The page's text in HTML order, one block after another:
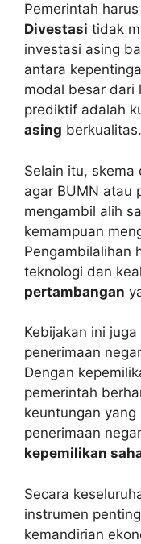
Pemerintah
Divestasi tidak
investasi asing
antara
modal besar dari
prediktif adalah
asing berkualitas.
Selain itu, skema
agar BUMN atau
mengambil alih
kemampuan
Pengambilalihan
teknologi dan
pertambangan
Kebijakan ini
penerimaan
Dengan
pemerintah
keuntungan
penerimaan
kepemilikan
Secara
instrumen
kemandirian